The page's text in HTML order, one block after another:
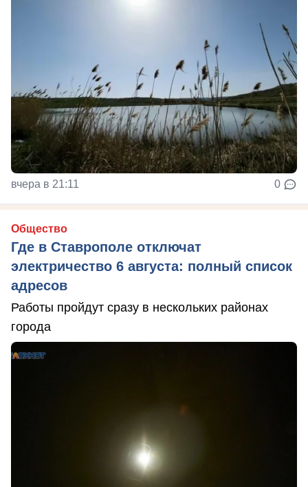
вчера в 21:11 0
Общество
Где в Ставрополе отключат
электричество 6 августа: полный список
адресов
Работы пройдут сразу в нескольких районах
города